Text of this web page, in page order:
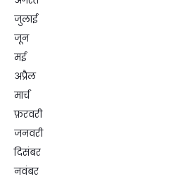
जुलाई
जून
मई
अप्रैल
मार्च
फ़रवरी
जनवरी
दिसंबर
नवंबर